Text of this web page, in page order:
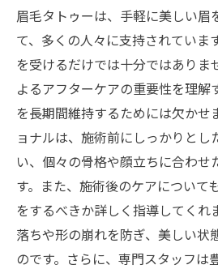
眉毛タトゥーは、手軽に美しい眉
て、多くの人々に支持されていま
を受けるだけでは十分ではありま
よるアフターケアの重要性を理解
を長期間維持するためには欠かせ
ョナルは、施術前にしっかりとし
い、個々の骨格や顔立ちに合わせ
す。また、施術後のケアについて
をするべきか詳しく指導してくれ
落ちや形の崩れを防ぎ、美しい状
のです。さらに、専門スタッフは